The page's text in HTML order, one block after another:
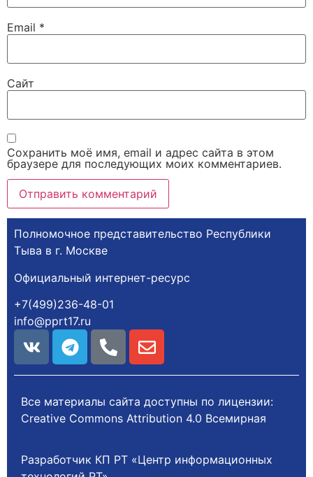
Email *
Сайт
Сохранить моё имя, email и адрес сайта в этом
браузере для последующих моих комментариев.
Полномочное представительство Республики
Тыва в г. Москве
Официальный интернет-ресурс
+7(499)236-48-01
info@pprt17.ru
Все материалы сайта доступны по лицензии:
Creative Commons Attribution 4.0 Всемирная
Разработчик КП РТ «Центр информационных